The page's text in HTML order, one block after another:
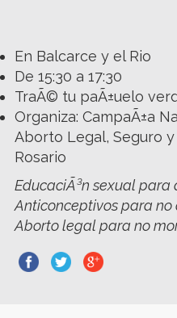
En Balcarce y el Rio
De 15:30 a 17:30
TraÃ© tu paÃ±uelo
Organiza: CampaÃ±a
Aborto Legal, Seguro
Rosario
EducaciÃ³n sexual para
Anticonceptivos para
Aborto legal para no